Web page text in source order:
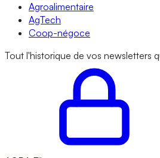
Agroalimentaire
AgTech
Coop-négoce
Tout l'historique de vos newsletters